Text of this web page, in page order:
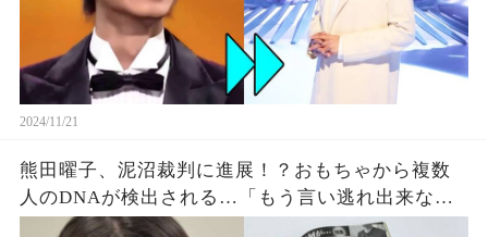
2024/11/21
熊田曜子、泥沼裁判に進展！？おもちゃから複数
人のDNAが検出される…「もう言い逃れ出来な
い」「素直に認めるべき」